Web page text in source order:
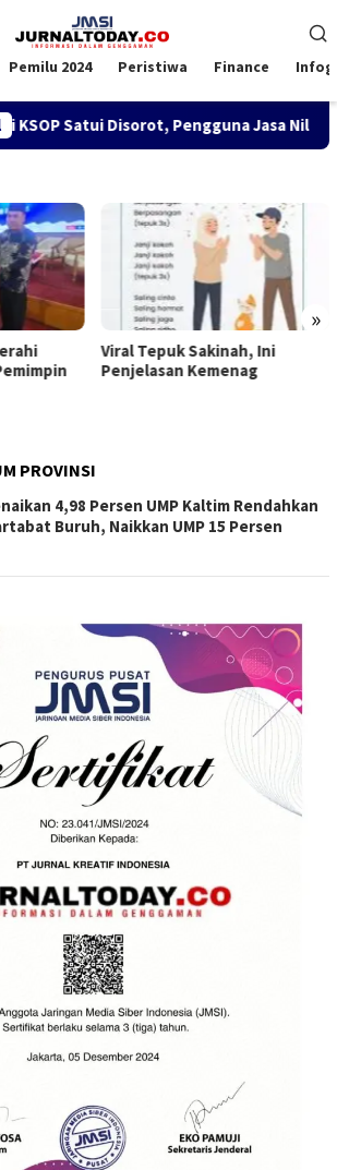
Pemilu 2024 Peristiwa Finance
Satui Disorot, Pengguna Jasa Nilai
»
Ini
DPD GMNI Kaltim Solid
Kongres Persatuan: DPP
PROVINSI
4,98 Persen UMP Kaltim Rendahkan
Buruh, Naikkan UMP 15 Persen